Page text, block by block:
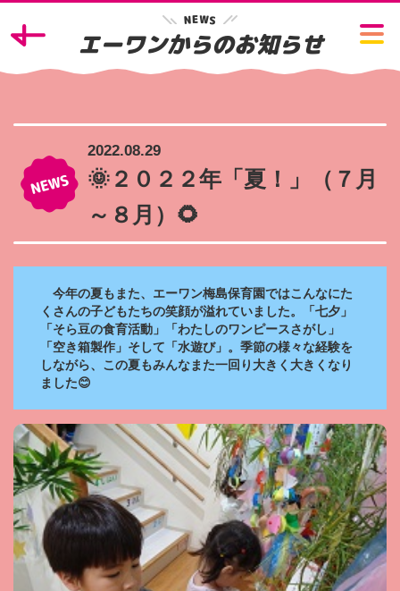
NEWS
エーワンからのお知らせ
2022.08.29
🌞２０２２年「夏！」（７月
～８月）🌻
今年の夏もまた、エーワン梅島保育園ではこんなにた
くさんの子どもたちの笑顔が溢れていました。「七夕」
「そら豆の食育活動」「わたしのワンピースさがし」
「空き箱製作」そして「水遊び」。季節の様々な経験を
しながら、この夏もみんなまた一回り大きく大きくなり
ました😊